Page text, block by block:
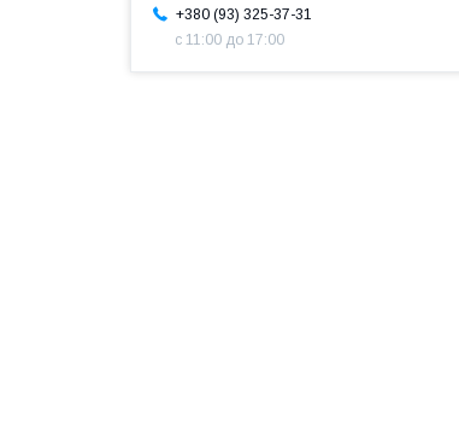
+380 (93) 325-37-31
с 11:00 до 17:00